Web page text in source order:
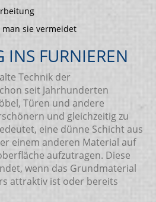
sie vermeidet
INS FURNIEREN
Technik der
seit Jahrhunderten
Türen und andere
und gleichzeitig zu
eine dünne Schicht aus
einem anderen Material auf
aufzutragen. Diese
wenn das Grundmaterial
attraktiv ist oder bereits